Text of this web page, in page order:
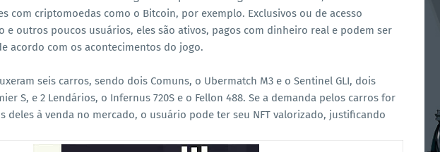
com criptomoedas como o Bitcoin, por exemplo. Exclusivos ou de acesso
outros poucos usuários, eles são ativos, pagos com dinheiro real e podem ser
acordo com os acontecimentos do jogo.
seis carros, sendo dois Comuns, o Ubermatch M3 e o Sentinel GLI, dois
S, e 2 Lendários, o Infernus 720S e o Fellon 488. Se a demanda pelos carros for
deles à venda no mercado, o usuário pode ter seu NFT valorizado, justificando